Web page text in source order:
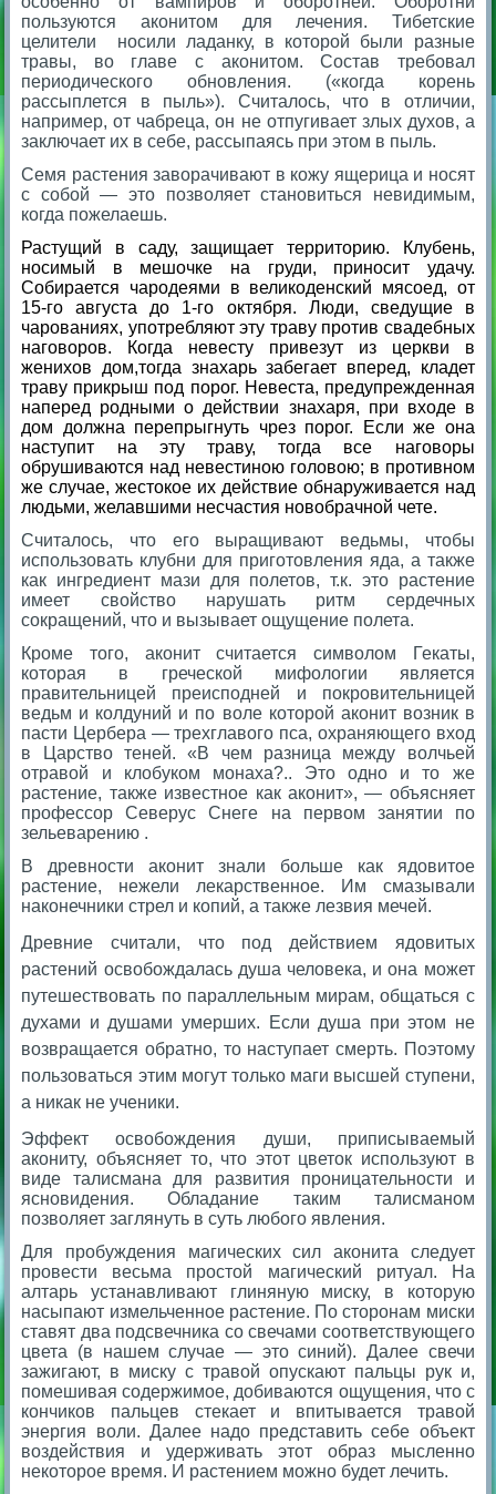
пользуются аконитом для лечения. Тибетские
целители носили ладанку, в которой были разные
травы, во главе с аконитом. Состав требовал
периодического обновления. («когда корень
рассыплется в пыль»). Считалось, что в отличии,
например, от чабреца, он не отпугивает злых духов, а
заключает их в себе, рассыпаясь при этом в пыль.
Семя растения заворачивают в кожу ящерица и носят
с собой — это позволяет становиться невидимым,
когда пожелаешь.
Растущий в саду, защищает территорию. Клубень,
носимый в мешочке на груди, приносит удачу.
Собирается чародеями в великоденский мясоед, от
15-го августа до 1-го октября. Люди, сведущие в
чарованиях, употребляют эту траву против свадебных
наговоров. Когда невесту привезут из церкви в
женихов дом,тогда знахарь забегает вперед, кладет
траву прикрыш под порог. Невеста, предупрежденная
наперед родными о действии знахаря, при входе в
дом должна перепрыгнуть чрез порог. Если же она
наступит на эту траву, тогда все наговоры
обрушиваются над невестиною головою; в противном
же случае, жестокое их действие обнаруживается над
людьми, желавшими несчастия новобрачной чете.
Считалось, что его выращивают ведьмы, чтобы
использовать клубни для приготовления яда, а также
как ингредиент мази для полетов, т.к. это растение
имеет свойство нарушать ритм сердечных
сокращений, что и вызывает ощущение полета.
Кроме того, аконит считается символом Гекаты,
которая в греческой мифологии является
правительницей преисподней и покровительницей
ведьм и колдуний и по воле которой аконит возник в
пасти Цербера — трехглавого пса, охраняющего вход
в Царство теней. «В чем разница между волчьей
отравой и клобуком монаха?.. Это одно и то же
растение, также известное как аконит», — объясняет
профессор Северус Снеге на первом занятии по
зельеварению .
В древности аконит знали больше как ядовитое
растение, нежели лекарственное. Им смазывали
наконечники стрел и копий, а также лезвия мечей.
Древние считали, что под действием ядовитых
растений освобождалась душа человека, и она может
путешествовать по параллельным мирам, общаться с
духами и душами умерших. Если душа при этом не
возвращается обратно, то наступает смерть. Поэтому
пользоваться этим могут только маги высшей ступени,
а никак не ученики.
Эффект освобождения души, приписываемый
акониту, объясняет то, что этот цветок используют в
виде талисмана для развития проницательности и
ясновидения. Обладание таким талисманом
позволяет заглянуть в суть любого явления.
Для пробуждения магических сил аконита следует
провести весьма простой магический ритуал. На
алтарь устанавливают глиняную миску, в которую
насыпают измельченное растение. По сторонам миски
ставят два подсвечника со свечами соответствующего
цвета (в нашем случае — это синий). Далее свечи
зажигают, в миску с травой опускают пальцы рук и,
помешивая содержимое, добиваются ощущения, что с
кончиков пальцев стекает и впитывается травой
энергия воли. Далее надо представить себе объект
воздействия и удерживать этот образ мысленно
некоторое время. И растением можно будет лечить.